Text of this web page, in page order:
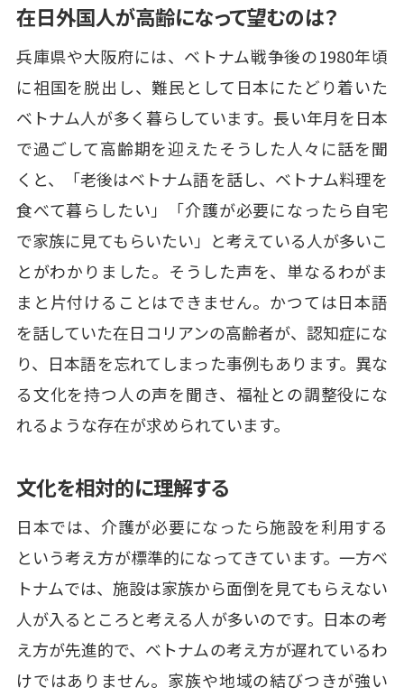
在日外国人が高齢になって望むのは？
兵庫県や大阪府には、ベトナム戦争後の1980年頃
に祖国を脱出し、難民として日本にたどり着いた
ベトナム人が多く暮らしています。長い年月を日本
で過ごして高齢期を迎えたそうした人々に話を聞
くと、「老後はベトナム語を話し、ベトナム料理を
食べて暮らしたい」「介護が必要になったら自宅
で家族に見てもらいたい」と考えている人が多いこ
とがわかりました。そうした声を、単なるわがま
まと片付けることはできません。かつては日本語
を話していた在日コリアンの高齢者が、認知症にな
り、日本語を忘れてしまった事例もあります。異な
る文化を持つ人の声を聞き、福祉との調整役にな
れるような存在が求められています。
文化を相対的に理解する
日本では、介護が必要になったら施設を利用する
という考え方が標準的になってきています。一方ベ
トナムでは、施設は家族から面倒を見てもらえない
人が入るところと考える人が多いのです。日本の考
え方が先進的で、ベトナムの考え方が遅れているわ
けではありません。家族や地域の結びつきが強い